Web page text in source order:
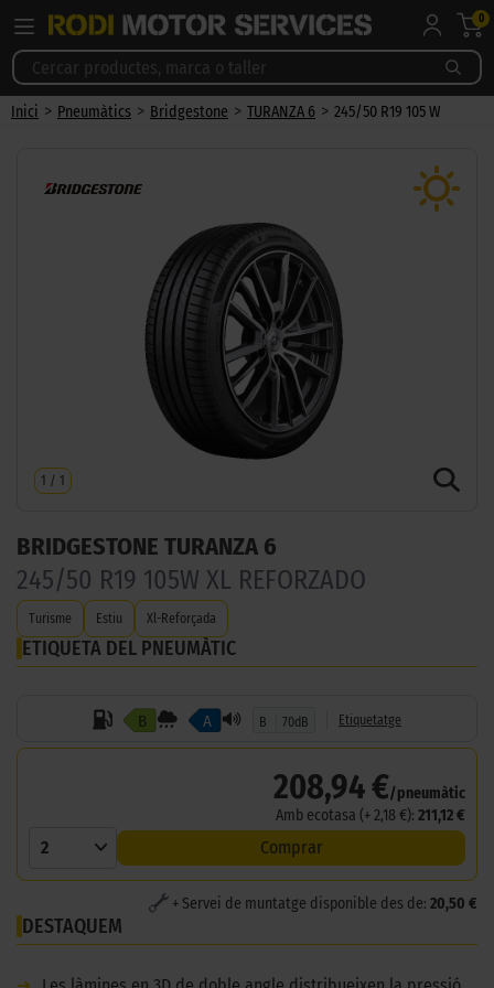
0
Inici > Pneumàtics > Bridgestone > TURANZA 6 > 245/50 R19 105 W
1 / 1
BRIDGESTONE TURANZA 6
245/50 R19 105W XL REFORZADO
Turisme Estiu Xl-Reforçada
ETIQUETA DEL PNEUMÀTIC
B A B 70dB Etiquetatge
208,94 €/pneumàtic
Amb ecotasa (+ 2,18 €): 211,12 €
2 Comprar
+ Servei de muntatge disponible des de: 20,50 €
DESTAQUEM